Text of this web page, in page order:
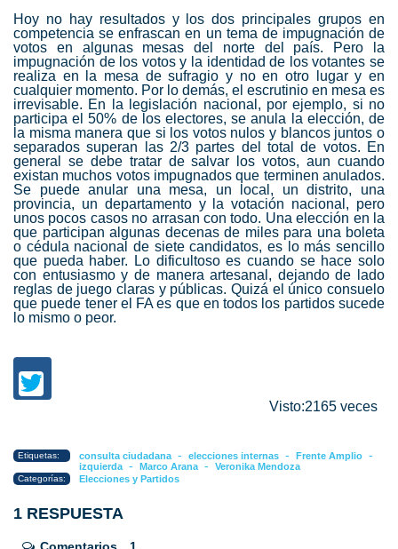
Hoy no hay resultados y los dos principales grupos en
competencia se enfrascan en un tema de impugnación de
votos en algunas mesas del norte del país. Pero la
impugnación de los votos y la identidad de los votantes se
realiza en la mesa de sufragio y no en otro lugar y en
cualquier momento. Por lo demás, el escrutinio en mesa es
irrevisable. En la legislación nacional, por ejemplo, si no
participa el 50% de los electores, se anula la elección, de
la misma manera que si los votos nulos y blancos juntos o
separados superan las 2/3 partes del total de votos. En
general se debe tratar de salvar los votos, aun cuando
existan muchos votos impugnados que terminen anulados.
Se puede anular una mesa, un local, un distrito, una
provincia, un departamento y la votación nacional, pero
unos pocos casos no arrasan con todo. Una elección en la
que participan algunas decenas de miles para una boleta
o cédula nacional de siete candidatos, es lo más sencillo
que pueda haber. Lo dificultoso es cuando se hace solo
con entusiasmo y de manera artesanal, dejando de lado
reglas de juego claras y públicas. Quizá el único consuelo
que puede tener el FA es que en todos los partidos sucede
lo mismo o peor.
Visto:2165 veces
Etiquetas: consulta ciudadana - elecciones internas - Frente Amplio -
izquierda - Marco Arana - Veronika Mendoza
Categorías: Elecciones y Partidos
1 RESPUESTA